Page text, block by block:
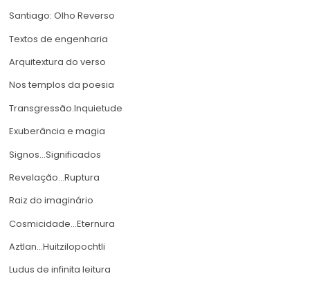
Santiago: Olho Reverso
Textos de engenharia
Arquitextura do verso
Nos templos da poesia
Transgressão.Inquietude
Exuberância e magia
Signos…Significados
Revelação…Ruptura
Raiz do imaginário
Cosmicidade…Eternura
Aztlan…Huitzilopochtli
Ludus de infinita leitura